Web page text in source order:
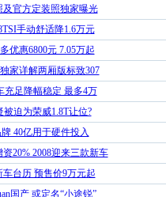
官方定装照独家曝光
手动舒适降1.6万元
优惠6800元 7.05万起
家详解两厢版标致307
充足降幅稳定 最多4万
迫为荣威1.8T让位?
40亿用于硬件投入
20% 2008迎来三款新车
车台历 预售价9万元起
国产 或定名“小途锐”